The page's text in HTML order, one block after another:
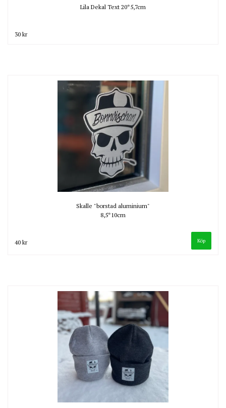
Lila Dekal Text 20*5,7cm
30 kr
Skalle "borstad aluminium"
8,5*10cm
40 kr